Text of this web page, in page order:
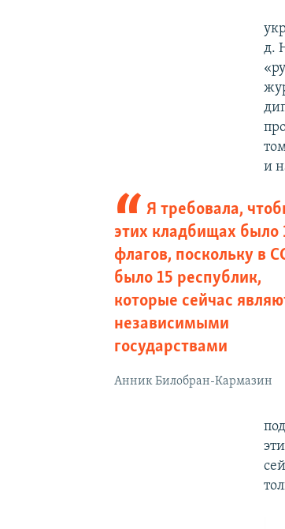
д.
и
Я требовала,
этих кладбищах было
флагов, поскольку в
было 15 республик,
которые сейчас
независимыми
государствами
Анник Билобран-Кармазин